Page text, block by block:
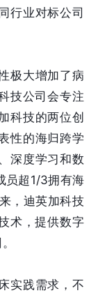
行业对标公司
极大增加了病
技公司会专注
科技的两位创
性的海归跨学
深度学习和数
员超1/3拥有海
，迪英加科技
术，提供数字
实践需求，不